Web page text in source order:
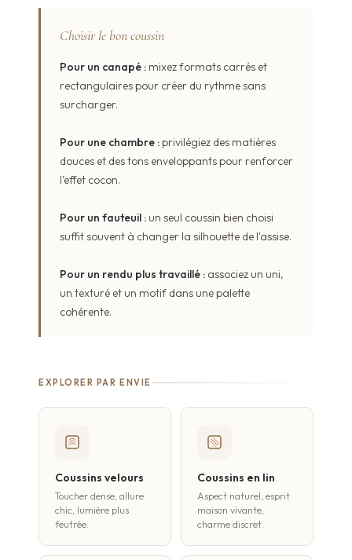
Choisir le bon coussin
Pour un canapé : mixez formats carrés et
rectangulaires pour créer du rythme sans
surcharger.
Pour une chambre :privilégiez des matières
douces et des tons enveloppants pour renforcer
l'effet cocon.
Pour un fauteuil : un seul coussin bien choisi
suffit souvent à changer la silhouette de l'assise.
Pour un rendu plus travaillé : associez un uni,
un texturé et un motif dans une palette
cohérente.
EXPLORER PAR ENVIE
Coussins velours
Toucher dense, allure
chic, lumière plus
feutrée.
Coussins en lin
Aspect naturel, esprit
maison vivante,
charme discret.